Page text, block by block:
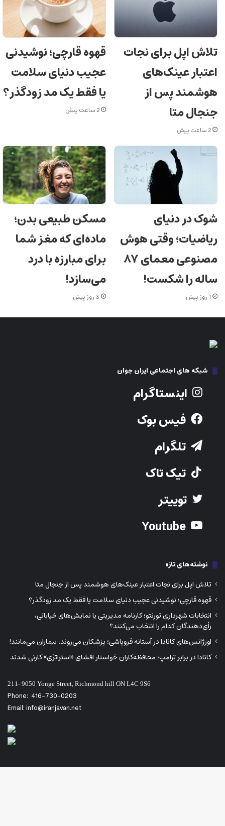
تلاش اپل برای نجات
اعتبار عینک‌های
هوشمند پس از
جنجال متا
2 ساعت پیش
قهوه قارچی؛ نوشیدنی
عجیب دنیای سلامت
یا فقط یک مد زودگذر؟
2 ساعت پیش
شوک در دنیای
ریاضیات؛ وقتی هوش
مصنوعی معمای ۸۷
ساله را شکست!
1 روز پیش
مسکن طبیعی بدن؛
ماده‌ای که مغز شما
برای مبارزه با درد
می‌سازد!
3 روز پیش
شبکه های اجتماعی ایران جوان
اینستاگرام
فیس بوک
تلگرام
تیک تاک
توییتر
نوشته‌های تازه
تلاش اپل برای نجات اعتبار عینک‌های هوشمند پس از جنجال متا
قهوه قارچی؛ نوشیدنی عجیب دنیای سلامت یا فقط یک مد زودگذر؟
انتخابات شهرداری تورنتو؛ کارنامه مدیریتی یا نمایش‌های خیابانی،
رأی‌دهندگان کدام را انتخاب می‌کنند؟
اورژانس‌های کانادا در آستانه فروپاشی؛ پزشکان می‌روند، بیماران می‌مانند!
کانادا در برابر ترامپ؛ محافظه‌کاران خواستار افشای «استراتژی» کارنی شدند
211- 9050 Yonge Street, Richmond hill ON L4C 9S6
Phone: 416-730-0203
Email: info@iranjavan.net